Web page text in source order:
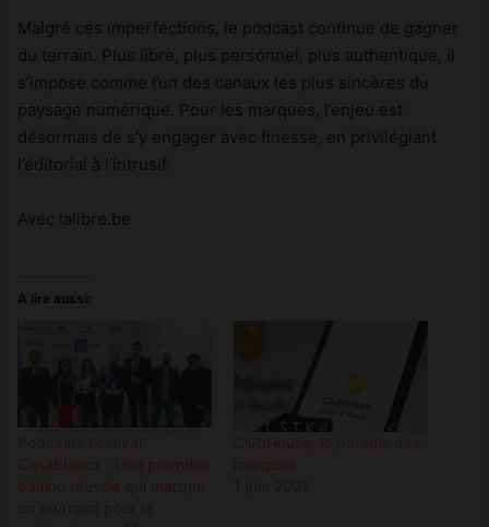
Malgré ces imperfections, le podcast continue de gagner
du terrain. Plus libre, plus personnel, plus authentique, il
s’impose comme l’un des canaux les plus sincères du
paysage numérique. Pour les marques, l’enjeu est
désormais de s’y engager avec finesse, en privilégiant
l’éditorial à l’intrusif.
Avec lalibre.be
A lire aussi:
Podcasts Festival
Casablanca : Une première
édition réussie qui marque
un tournant pour le
ClubHouse, le paradis des
marques